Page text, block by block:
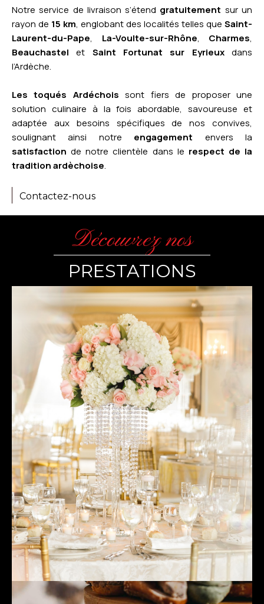
Notre service de livraison s’étend gratuitement sur un
rayon de 15 km, englobant des localités telles que Saint-
Laurent-du-Pape, La-Voulte-sur-Rhône, Charmes,
Beauchastel et Saint Fortunat sur Eyrieuxdans
l’Ardèche.
Les toqués Ardéchois sont fiers de proposer une
solution culinaire à la fois abordable, savoureuse et
adaptée aux besoins spécifiques de nos convives,
soulignant ainsi notre engagement envers la
satisfaction de notre clientèle dans le respect de la
tradition ardèchoise.
Contactez-nous
Découvrez nos
PRESTATIONS